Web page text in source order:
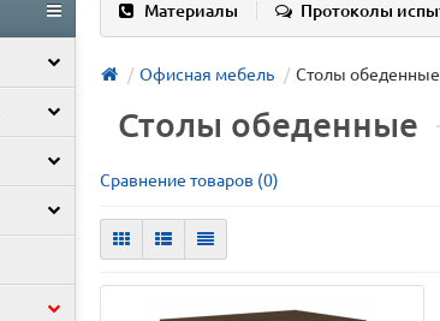
Материалы Протоколы
Офисная мебель Столы обеденные
Столы обеденные
Сравнение товаров (0)